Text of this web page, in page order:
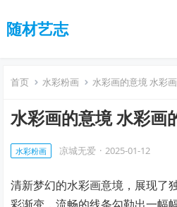
随材艺志
首页 水彩粉画 水彩画的意境 水彩
水彩画的意境 水彩画
水彩粉画 凉城无爱 · 2025-01-12
清新梦幻的水彩画意境，展现了